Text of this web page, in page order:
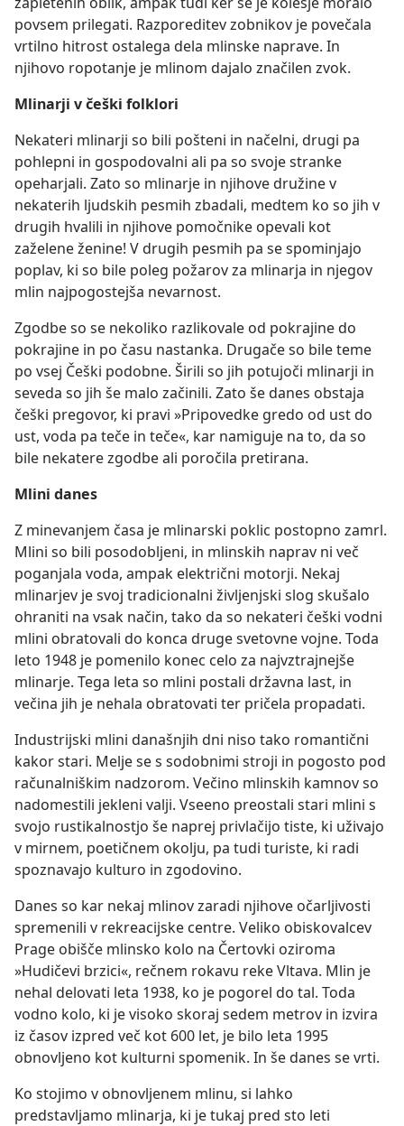
povsem prilegati. Razporeditev zobnikov je povečala
vrtilno hitrost ostalega dela mlinske naprave. In
njihovo ropotanje je mlinom dajalo značilen zvok.
Mlinarji v češki folklori
Nekateri mlinarji so bili pošteni in načelni, drugi pa
pohlepni in gospodovalni ali pa so svoje stranke
opeharjali. Zato so mlinarje in njihove družine v
nekaterih ljudskih pesmih zbadali, medtem ko so jih v
drugih hvalili in njihove pomočnike opevali kot
zaželene ženine! V drugih pesmih pa se spominjajo
poplav, ki so bile poleg požarov za mlinarja in njegov
mlin najpogostejša nevarnost.
Zgodbe so se nekoliko razlikovale od pokrajine do
pokrajine in po času nastanka. Drugače so bile teme
po vsej Češki podobne. Širili so jih potujoči mlinarji in
seveda so jih še malo začinili. Zato še danes obstaja
češki pregovor, ki pravi »Pripovedke gredo od ust do
ust, voda pa teče in teče«, kar namiguje na to, da so
bile nekatere zgodbe ali poročila pretirana.
Mlini danes
Z minevanjem časa je mlinarski poklic postopno zamrl.
Mlini so bili posodobljeni, in mlinskih naprav ni več
poganjala voda, ampak električni motorji. Nekaj
mlinarjev je svoj tradicionalni življenjski slog skušalo
ohraniti na vsak način, tako da so nekateri češki vodni
mlini obratovali do konca druge svetovne vojne. Toda
leto 1948 je pomenilo konec celo za najvztrajnejše
mlinarje. Tega leta so mlini postali državna last, in
večina jih je nehala obratovati ter pričela propadati.
Industrijski mlini današnjih dni niso tako romantični
kakor stari. Melje se s sodobnimi stroji in pogosto pod
računalniškim nadzorom. Večino mlinskih kamnov so
nadomestili jekleni valji. Vseeno preostali stari mlini s
svojo rustikalnostjo še naprej privlačijo tiste, ki uživajo
v mirnem, poetičnem okolju, pa tudi turiste, ki radi
spoznavajo kulturo in zgodovino.
Danes so kar nekaj mlinov zaradi njihove očarljivosti
spremenili v rekreacijske centre. Veliko obiskovalcev
Prage obišče mlinsko kolo na Čertovki oziroma
»Hudičevi brzici«, rečnem rokavu reke Vltava. Mlin je
nehal delovati leta 1938, ko je pogorel do tal. Toda
vodno kolo, ki je visoko skoraj sedem metrov in izvira
iz časov izpred več kot 600 let, je bilo leta 1995
obnovljeno kot kulturni spomenik. In še danes se vrti.
Ko stojimo v obnovljenem mlinu, si lahko
predstavljamo mlinarja, ki je tukaj pred sto leti